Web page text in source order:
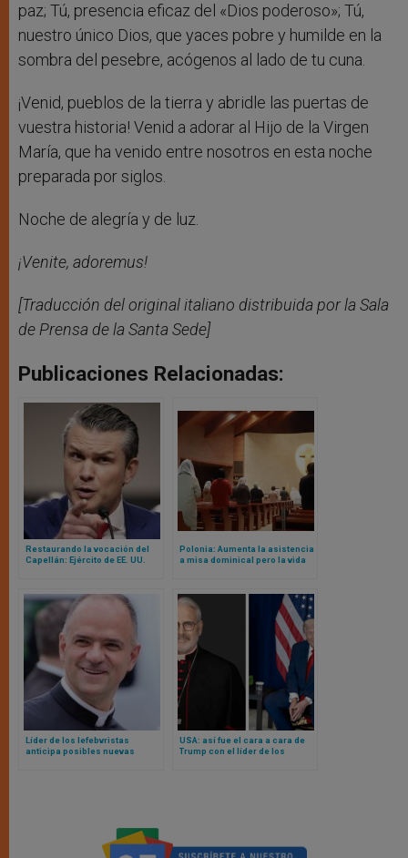
paz; Tú, presencia eficaz del «Dios poderoso»; Tú,
nuestro único Dios, que yaces pobre y humilde en la
sombra del pesebre, acógenos al lado de tu cuna.
¡Venid, pueblos de la tierra y abridle las puertas de
vuestra historia! Venid a adorar al Hijo de la Virgen
María, que ha venido entre nosotros en esta noche
preparada por siglos.
Noche de alegría y de luz.
¡Venite, adoremus!
[Traducción del original italiano distribuida por la Sala
de Prensa de la Santa Sede]
Publicaciones Relacionadas:
Restaurando la vocación del
Capellán: Ejército de EE. UU.
Polonia: Aumenta la asistencia
a misa dominical pero la vida
Líder de los lefebvristas
anticipa posibles nuevas
USA: así fue el cara a cara de
Trump con el líder de los